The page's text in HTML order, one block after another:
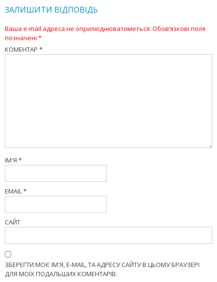
ЗАЛИШИТИ ВІДПОВІДЬ
Ваша e-mail адреса не оприлюднюватиметься. Обов’язкові поля
позначені *
КОМЕНТАР *
ІМ'Я *
EMAIL*
САЙТ
ЗБЕРЕГТИ МОЄ ІМ'Я, E-MAIL, ТА АДРЕСУ САЙТУ В ЦЬОМУ БРАУЗЕРІ
ДЛЯ МОЇХ ПОДАЛЬШИХ КОМЕНТАРІВ.